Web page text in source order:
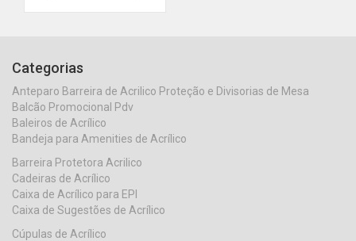
Categorias
Anteparo Barreira de Acrilico Proteção e Divisorias de Mesa
Balcão Promocional Pdv
Baleiros de Acrílico
Bandeja para Amenities de Acrílico
Barreira Protetora Acrilico
Cadeiras de Acrílico
Caixa de Acrílico para EPI
Caixa de Sugestões de Acrílico
Cúpulas de Acrílico